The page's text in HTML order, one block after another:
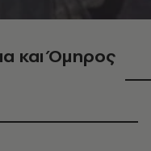
και Όμηρος